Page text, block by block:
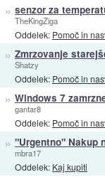
» senzor za
TheKingZiga
Oddelek: Pomoč in
» Zmrzovanje
Shatzy
Oddelek: Pomoč in
» Windows 7
gantar8
Oddelek: Pomoč in
» "Urgentno" Nakup
mbra17
Oddelek: Kaj kupiti